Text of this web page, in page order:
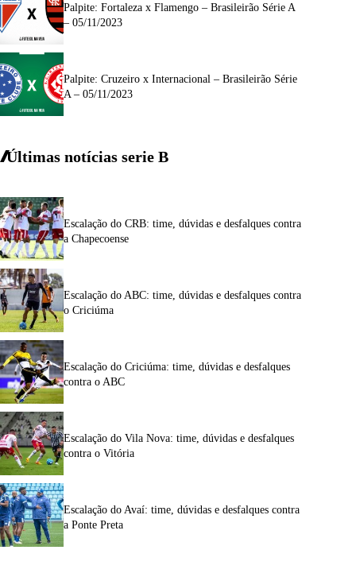
Palpite: Fortaleza x Flamengo – Brasileirão Série A
– 05/11/2023
Palpite: Cruzeiro x Internacional – Brasileirão Série
A – 05/11/2023
Últimas notícias serie B
Escalação do CRB: time, dúvidas e desfalques contra
a Chapecoense
Escalação do ABC: time, dúvidas e desfalques contra
o Criciúma
Escalação do Criciúma: time, dúvidas e desfalques
contra o ABC
Escalação do Vila Nova: time, dúvidas e desfalques
contra o Vitória
Escalação do Avaí: time, dúvidas e desfalques contra
a Ponte Preta